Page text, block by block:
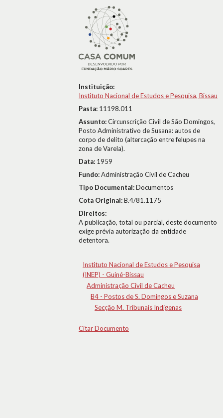
Instituição:
Instituto Nacional de Estudos e Pesquisa, Bissau
Pasta: 11198.011
Assunto:Circunscrição Civil de São Domingos,
Posto Administrativo de Susana: autos de
corpo de delito (altercação entre felupes na
zona de Varela).
Data: 1959
Fundo:Administração Civil de Cacheu
Tipo Documental:Documentos
Cota Original:B.4/81.1175
Direitos:
A publicação, total ou parcial, deste documento
exige prévia autorização da entidade
detentora.
Instituto Nacional de Estudos e Pesquisa
(INEP) - Guiné-Bissau
Administração Civil de Cacheu
B4 - Postos de S. Domingos e Suzana
Secção M. Tribunais Indígenas
Citar Documento